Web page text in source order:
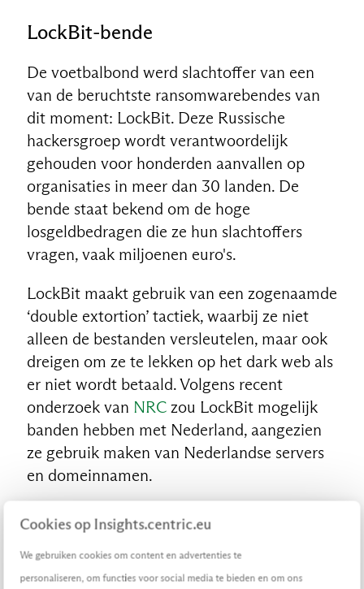
Cookies op Insights.centric.eu
We gebruiken cookies om content en advertenties te
personaliseren, om functies voor social media te bieden en om ons
LockBit-bende
De voetbalbond werd slachtoffer van een
van de beruchtste ransomwarebendes van
dit moment: LockBit. Deze Russische
hackersgroep wordt verantwoordelijk
gehouden voor honderden aanvallen op
organisaties in meer dan 30 landen. De
bende staat bekend om de hoge
losgeldbedragen die ze hun slachtoffers
vragen, vaak miljoenen euro's.
LockBit maakt gebruik van een zogenaamde
‘double extortion’ tactiek, waarbij ze niet
alleen de bestanden versleutelen, maar ook
dreigen om ze te lekken op het dark web als
er niet wordt betaald. Volgens recent
onderzoek van NRCzou LockBit mogelijk
banden hebben met Nederland, aangezien
ze gebruik maken van Nederlandse servers
en domeinnamen.
Voorkomen dat je slachtoffer wordt
van ransomware
NL